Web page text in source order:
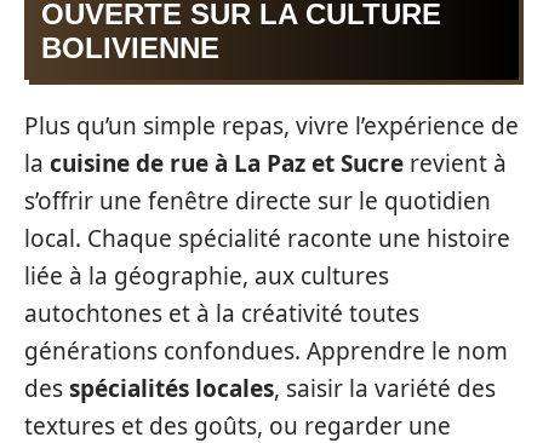
OUVERTE SUR LA CULTURE
BOLIVIENNE
Plus qu’un simple repas, vivre l’expérience de
la cuisine de rue à La Paz et Sucre revient à
s’offrir une fenêtre directe sur le quotidien
local. Chaque spécialité raconte une histoire
liée à la géographie, aux cultures
autochtones et à la créativité toutes
générations confondues. Apprendre le nom
desspécialités locales, saisir la variété des
textures et des goûts, ou regarder une